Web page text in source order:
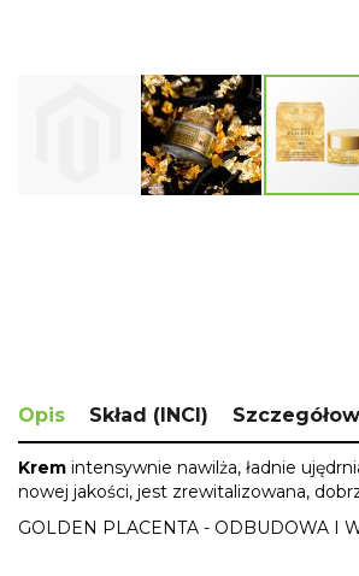
Opis Skład (INCI)
Krem intensywnie nawilża, ładnie
nowej jakości, jest zrewitalizowana,
GOLDEN PLACENTA - ODBUDOWA I